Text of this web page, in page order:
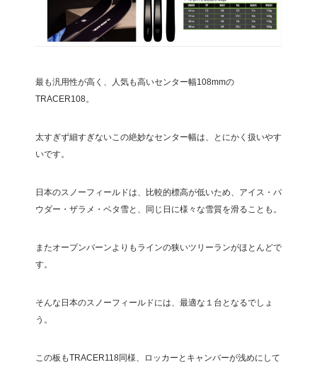
最も汎用性が高く、人気も高いセンター幅108mmの
TRACER108。
太すぎず細すぎないこの絶妙なセンター幅は、とにかく扱いやす
いです。
日本のスノーフィールドは、比較的標高が低いため、アイス・パ
ウダー・ザラメ・ベタ雪と、同じ日に様々な雪質を滑ることも。
またオープンバーンよりもラインの狭いツリーランがほとんどで
す。
そんな日本のスノーフィールドには、最適な１台となるでしょ
う。
この板もTRACER118同様、ロッカーとキャンバーが浅めにして